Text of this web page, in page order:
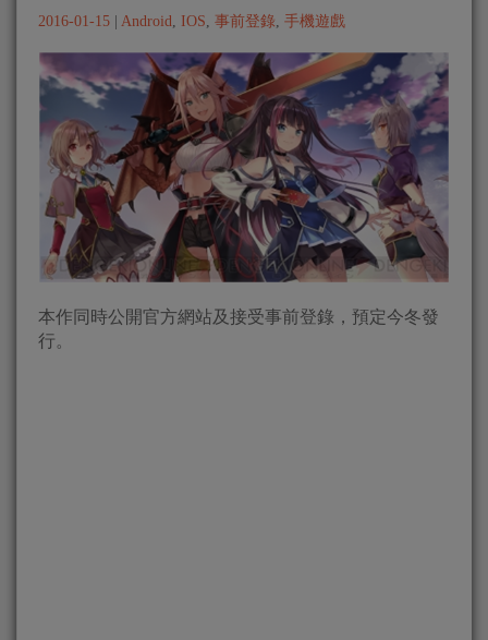
2016-01-15 Android, IOS, 事前登錄, 手機遊戲
本作同時公開官方網站及接受事前登錄，預定今冬發
行。